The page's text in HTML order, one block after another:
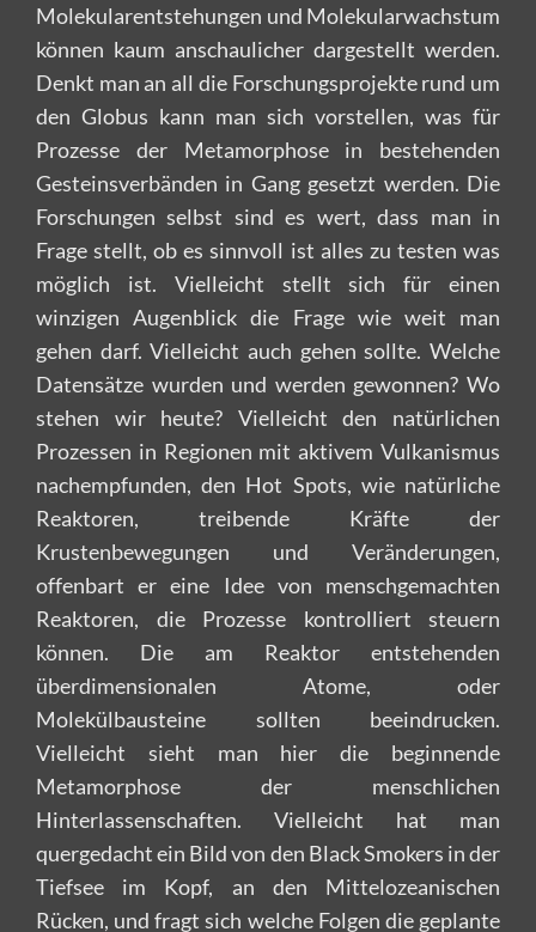
Molekularentstehungen und Molekularwachstum
können kaum anschaulicher dargestellt werden.
Denkt man an all die Forschungsprojekte rund um
den Globus kann man sich vorstellen, was für
Prozesse der Metamorphose in bestehenden
Gesteinsverbänden in Gang gesetzt werden. Die
Forschungen selbst sind es wert, dass man in
Frage stellt, ob es sinnvoll ist alles zu testen was
möglich ist. Vielleicht stellt sich für einen
winzigen Augenblick die Frage wie weit man
gehen darf. Vielleicht auch gehen sollte. Welche
Datensätze wurden und werden gewonnen? Wo
stehen wir heute? Vielleicht den natürlichen
Prozessen in Regionen mit aktivem Vulkanismus
nachempfunden, den Hot Spots, wie natürliche
Reaktoren, treibende Kräfte der
Krustenbewegungen und Veränderungen,
offenbart er eine Idee von menschgemachten
Reaktoren, die Prozesse kontrolliert steuern
können. Die am Reaktor entstehenden
überdimensionalen Atome, oder
Molekülbausteine sollten beeindrucken.
Vielleicht sieht man hier die beginnende
Metamorphose der menschlichen
Hinterlassenschaften. Vielleicht hat man
quergedacht ein Bild von den Black Smokers in der
Tiefsee im Kopf, an den Mittelozeanischen
Rücken, und fragt sich welche Folgen die geplante